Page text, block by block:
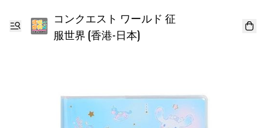
コンクエスト ワールド 征
服世界 (香港-日本)